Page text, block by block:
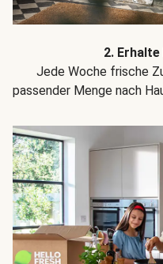
2.
Jede Woche frische
passender Menge nach